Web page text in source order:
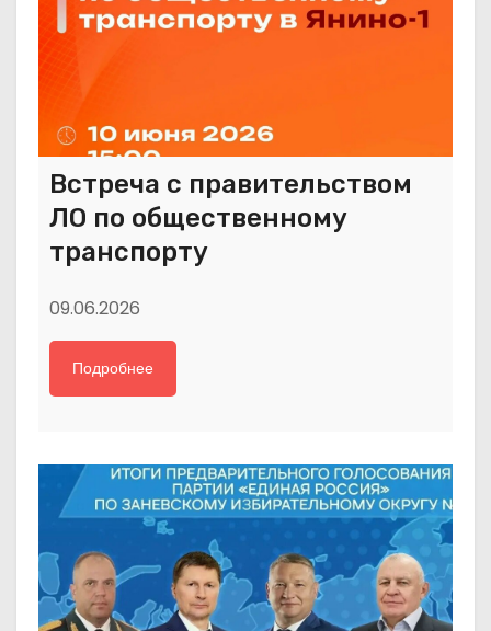
Встреча с правительством
ЛО по общественному
транспорту
09.06.2026
Подробнее